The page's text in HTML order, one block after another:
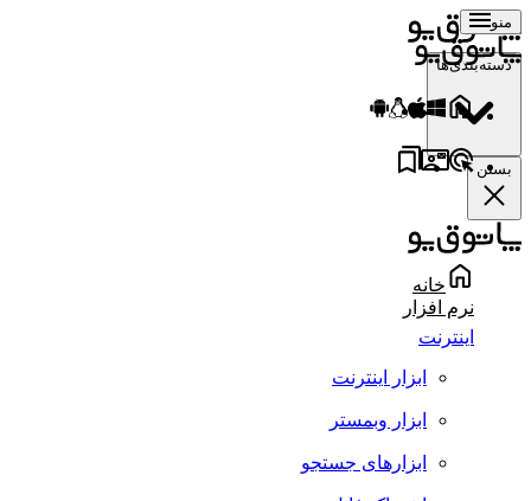
منو
دسته‌بندی‌ها
بستن
خانه
نرم افزار
اینترنت
ابزار اینترنت
ابزار وبمستر
ابزارهای جستجو